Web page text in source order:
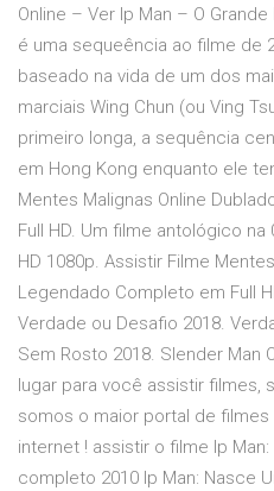
Online – Ver Ip Man – O
é uma sequeência ao filme de
baseado na vida de um dos
marciais Wing Chun (ou Ving
primeiro longa, a sequência
em Hong Kong enquanto ele
Mentes Malignas Online
Full HD. Um filme antológico na
HD 1080p. Assistir Filme
Legendado Completo em Full
Verdade ou Desafio 2018.
Sem Rosto 2018. Slender Man
lugar para você assistir filmes,
somos o maior portal de
internet ! assistir o filme Ip
completo 2010 Ip Man: Nasce